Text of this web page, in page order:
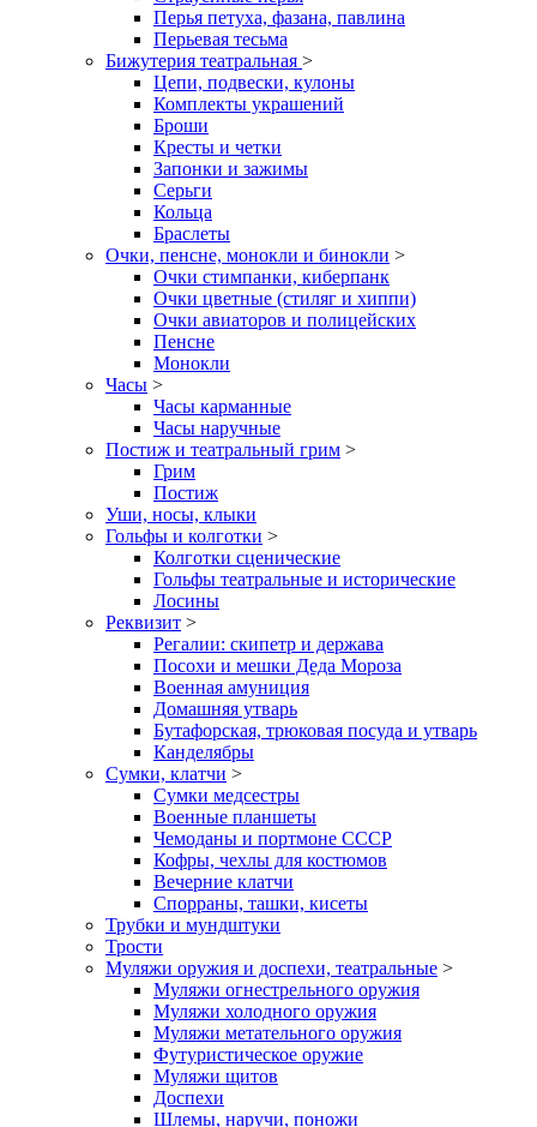
Перья петуха, фазана, павлина
Перьевая тесьма
Бижутерия театральная >
Цепи, подвески, кулоны
Комплекты украшений
Броши
Кресты и четки
Запонки и зажимы
Серьги
Кольца
Браслеты
Очки, пенсне, монокли и бинокли >
Очки стимпанки, киберпанк
Очки цветные (стиляг и хиппи)
Очки авиаторов и полицейских
Пенсне
Монокли
Часы >
Часы карманные
Часы наручные
Постиж и театральный грим >
Грим
Постиж
Уши, носы, клыки
Гольфы и колготки >
Колготки сценические
Гольфы театральные и исторические
Лосины
Реквизит >
Регалии: скипетр и держава
Посохи и мешки Деда Мороза
Военная амуниция
Домашняя утварь
Бутафорская, трюковая посуда и утварь
Канделябры
Сумки, клатчи >
Сумки медсестры
Военные планшеты
Чемоданы и портмоне СССР
Кофры, чехлы для костюмов
Вечерние клатчи
Спорраны, ташки, кисеты
Трубки и мундштуки
Трости
Муляжи оружия и доспехи, театральные >
Муляжи огнестрельного оружия
Муляжи холодного оружия
Муляжи метательного оружия
Футуристическое оружие
Муляжи щитов
Доспехи
Шлемы, наручи, поножи